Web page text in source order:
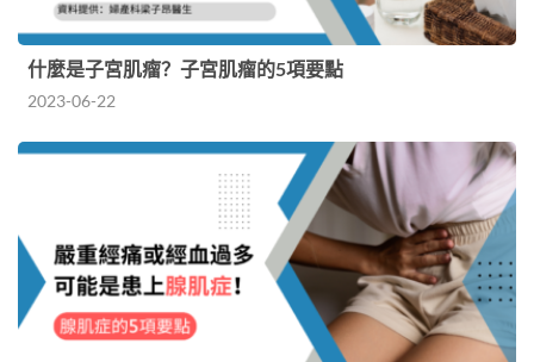
什麼是子宮肌瘤？子宮肌瘤的5項要點
2023-06-22